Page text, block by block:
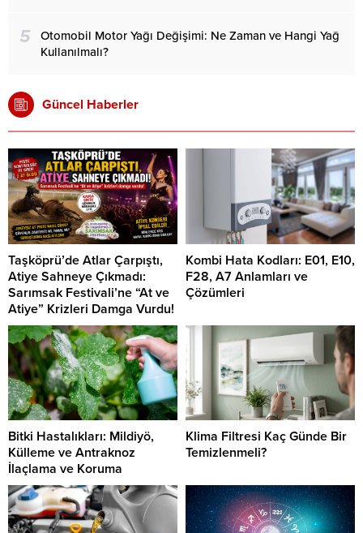
5
Otomobil Motor Yağı Değişimi: Ne Zaman ve Hangi Yağ
Kullanılmalı?
Güncel Haberler
Taşköprü’de Atlar Çarpıştı,
Atiye Sahneye Çıkmadı:
Sarımsak Festivali’ne “At ve
Atiye” Krizleri Damga Vurdu!
Kombi Hata Kodları: E01, E10,
F28, A7 Anlamları ve
Çözümleri
Bitki Hastalıkları: Mildiyö,
Külleme ve Antraknoz
İlaçlama ve Koruma
Klima Filtresi Kaç Günde Bir
Temizlenmeli?